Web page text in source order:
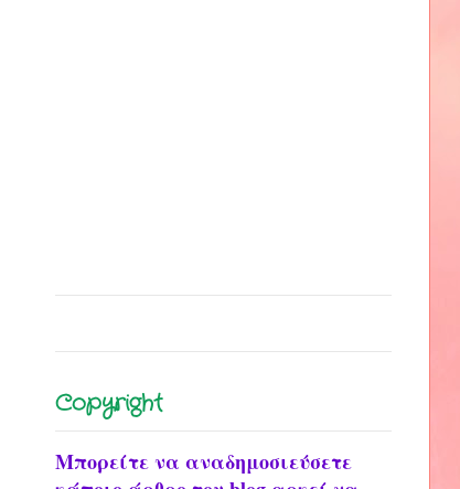
Copyright
Μπορείτε να αναδημοσιεύσετε